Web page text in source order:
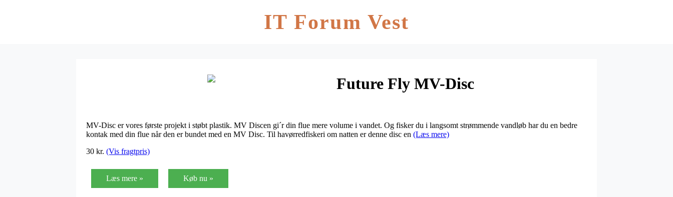
IT Forum Vest
Future Fly MV-Disc
MV-Disc er vores første projekt i støbt plastik. MV Discen gi´r din flue mere volume i vandet. Og fisker du i langsomt strømmende vandløb har du en bedre
kontak med din flue når den er bundet med en MV Disc. Til havørredfiskeri om natten er denne disc en (Læs mere)
30 kr. (Vis fragtpris)
Læs mere » Køb nu »